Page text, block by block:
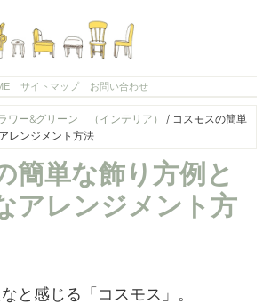
サイトマップ お問い合わせ
ワー&グリーン （インテリア） /コスモスの簡単
レンジメント方法
簡単な飾り方例と
アレンジメント方
と感じる「コスモス」。